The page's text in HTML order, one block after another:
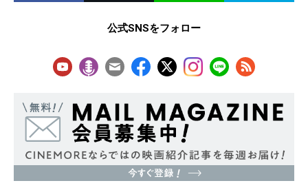
公式SNSをフォロー